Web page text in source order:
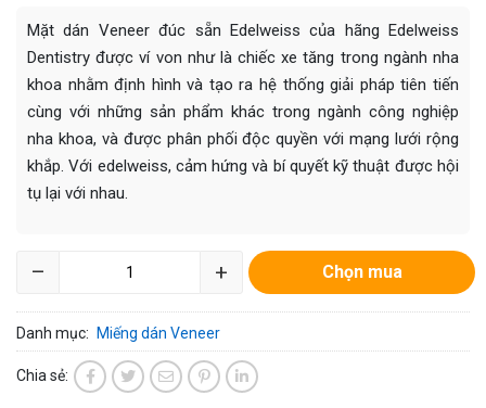
Mặt dán Veneer đúc sẵn Edelweiss của hãng Edelweiss
Dentistry được ví von như là chiếc xe tăng trong ngành nha
khoa nhằm định hình và tạo ra hệ thống giải pháp tiên tiến
cùng với những sản phẩm khác trong ngành công nghiệp
nha khoa, và được phân phối độc quyền với mạng lưới rộng
khắp. Với edelweiss, cảm hứng và bí quyết kỹ thuật được hội
tụ lại với nhau.
– + Chọn mua
Danh mục: Miếng dán Veneer
Chia sẻ: